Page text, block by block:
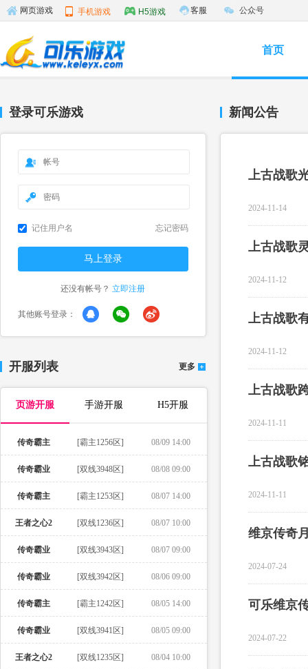
网页游戏 手机游戏 H5游戏 客服 公众号
首页
登录可乐游戏
记住用户名 忘记密码
还没有帐号？ 立即注册
其他账号登录：
开服列表 更多
页游开服 手游开服 H5开服
传奇霸主 [霸主1256区] 08/09 14:00
传奇霸业 [双线3948区] 08/08 09:00
传奇霸主 [霸主1253区] 08/07 14:00
王者之心2 [双线1236区] 08/07 10:00
传奇霸业 [双线3943区] 08/07 09:00
传奇霸业 [双线3942区] 08/06 09:00
传奇霸主 [霸主1242区] 08/05 14:00
传奇霸业 [双线3941区] 08/05 09:00
王者之心2 [双线1235区] 08/04 10:00
新闻公告
上古战歌
2024-11-14
上古战歌
2024-11-12
上古战歌
2024-11-12
上古战歌
2024-11-11
上古战歌
2024-11-11
维京传奇
2024-07-24
可乐维京
2024-07-22